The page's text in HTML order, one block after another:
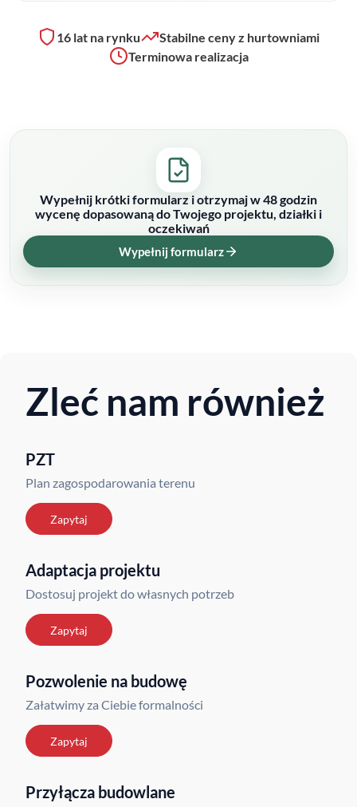
16 lat na rynku
Stabilne ceny z hurtowniami
Terminowa realizacja
Wypełnij krótki formularz i otrzymaj w 48 godzin
wycenę dopasowaną do Twojego projektu, działki i
oczekiwań
Wypełnij formularz
Zleć nam również
PZT
Plan zagospodarowania terenu
Zapytaj
Adaptacja projektu
Dostosuj projekt do własnych potrzeb
Zapytaj
Pozwolenie na budowę
Załatwimy za Ciebie formalności
Zapytaj
Przyłącza budowlane